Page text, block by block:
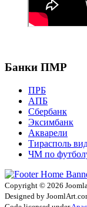
Банки ПМР
ПРБ
АПБ
Сбербанк
Эксимбанк
Акварели
Тирасполь
ЧМ по
Copyright © 2026
Designed by